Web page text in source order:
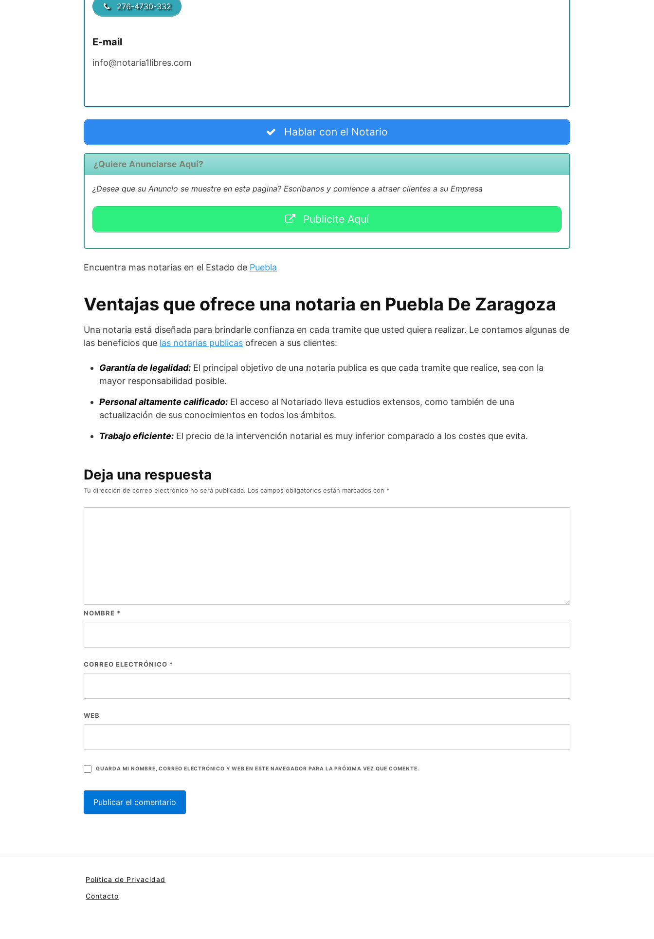
276-4730-332
E-mail
info@notaria1libres.com
Hablar con el Notario
¿Quiere Anunciarse Aquí?
¿Desea que su Anuncio se muestre en esta pagina? Escribanos y comience a atraer clientes a su Empresa
Publicite Aquí
Encuentra mas notarias en el Estado de Puebla
Ventajas que ofrece una notaria en Puebla De Zaragoza
Una notaria está diseñada para brindarle confianza en cada tramite que usted quiera realizar. Le contamos algunas de
las beneficios que las notarias publicas ofrecen a sus clientes:
Garantía de legalidad: El principal objetivo de una notaria publica es que cada tramite que realice, sea con la
mayor responsabilidad posible.
Personal altamente calificado: El acceso al Notariado lleva estudios extensos, como también de una
actualización de sus conocimientos en todos los ámbitos.
Trabajo eficiente: El precio de la intervención notarial es muy inferior comparado a los costes que evita.
Deja una respuesta
Tu dirección de correo electrónico no será publicada. Los campos obligatorios están marcados con *
NOMBRE *
CORREO ELECTRÓNICO *
WEB
GUARDA MI NOMBRE, CORREO ELECTRÓNICO Y WEB EN ESTE NAVEGADOR PARA LA PRÓXIMA VEZ QUE COMENTE.
Política de Privacidad
Contacto